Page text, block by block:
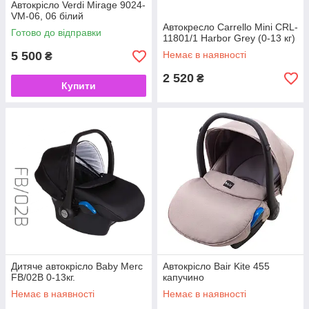
Автокрісло Verdi Mirage 9024-
VM-06, 06 білий
Готово до відправки
5 500 ₴
Купити
Автокресло Carrello Mini CRL-
11801/1 Harbor Grey (0-13 кг)
Немає в наявності
2 520 ₴
Дитяче автокрісло Baby Merc
FB/02B 0-13кг.
Немає в наявності
Автокрісло Bair Kite 455
капучино
Немає в наявності